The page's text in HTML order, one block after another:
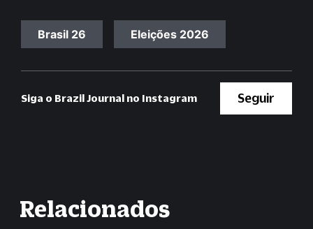
Brasil 26 Eleições 2026
Siga o Brazil Journal no Instagram Seguir
Relacionados